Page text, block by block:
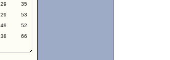
29
35
29
53
49
52
38
66